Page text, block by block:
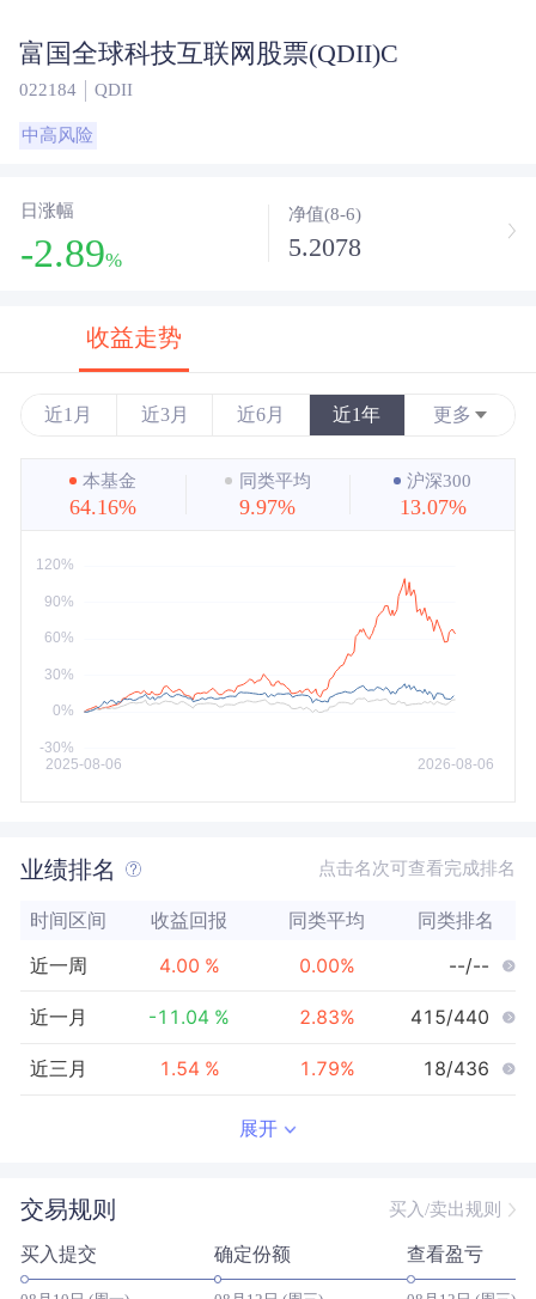
富国全球科技互联网股票(QDII)C
022184 QDII
中高风险
日涨幅
-2.89%
净值(8-6)
5.2078
收益走势
近1月 近3月 近6月 近1年 更多
近3年
近5年
最大
本基金
64.16%
同类平均
9.97%
沪深300
13.07%
业绩排名 点击名次可查看完成排名
时间区间 收益回报 同类平均 同类排名
近一周 4.00 % 0.00% --/--
近一月 -11.04 % 2.83% 415/440
近三月 1.54 % 1.79% 18/436
近三年 --/--
近五年 -- 0.00% --/--
展开
交易规则 买入/卖出规则
买入提交 确定份额 查看盈亏